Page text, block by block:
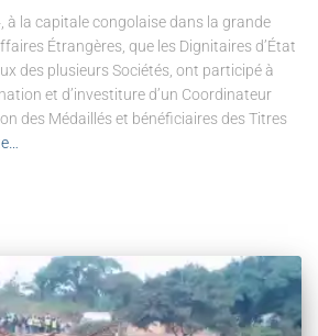
à la capitale congolaise dans la grande
Étrangères, que les Dignitaires d’État
des plusieurs Sociétés, ont participé à
et d’investiture d’un Coordinateur
des Médaillés et bénéficiaires des Titres